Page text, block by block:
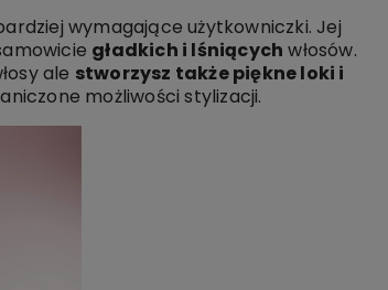
wymagające użytkowniczki. Jej
gładkich i lśniących włosów.
ale stworzysz także piękne loki i
możliwości stylizacji.